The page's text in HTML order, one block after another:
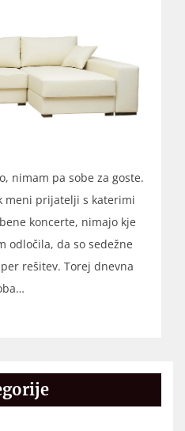
nimam pa sobe za goste.
meni prijatelji s katerimi
koncerte, nimajo kje
odločila, da so sedežne
rešitev. Torej dnevna